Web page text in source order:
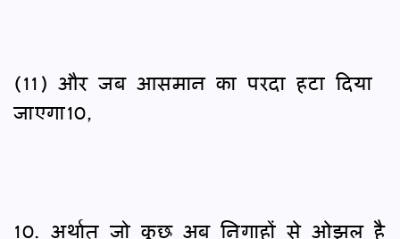
(11) और जब आसमान का परदा हटा दिया
जाएगा10,
10. अर्थात् जो कुछ अब निगाहों से ओझल है